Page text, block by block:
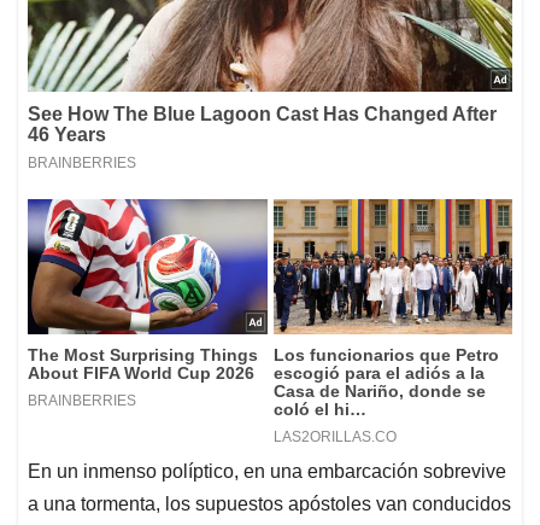
En un inmenso políptico, en una embarcación sobrevive
a una tormenta, los supuestos apóstoles van conducidos